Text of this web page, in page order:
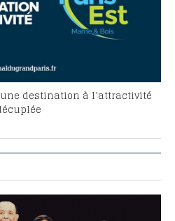
destination à l’attractivité